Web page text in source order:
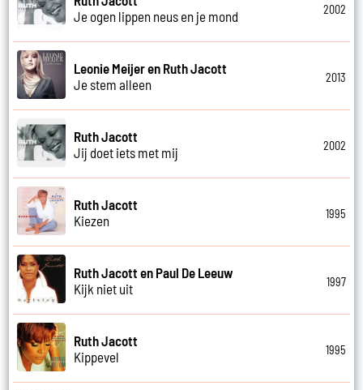
Je ogen lippen neus en je mond
2002
Leonie Meijer en Ruth Jacott
Je stem alleen
2013
Ruth Jacott
Jij doet iets met mij
2002
Ruth Jacott
Kiezen
1995
Ruth Jacott en Paul De Leeuw
Kijk niet uit
1997
Ruth Jacott
Kippevel
1995